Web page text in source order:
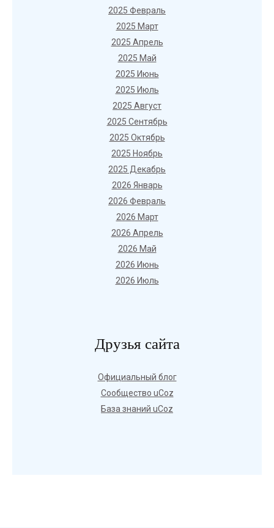
2025 Февраль
2025 Март
2025 Апрель
2025 Май
2025 Июнь
2025 Июль
2025 Август
2025 Сентябрь
2025 Октябрь
2025 Ноябрь
2025 Декабрь
2026 Январь
2026 Февраль
2026 Март
2026 Апрель
2026 Май
2026 Июнь
2026 Июль
Друзья сайта
Официальный блог
Сообщество uCoz
База знаний uCoz